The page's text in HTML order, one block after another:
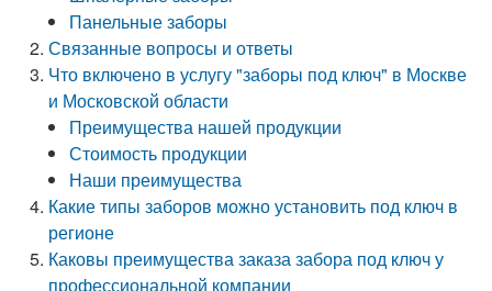
Панельные заборы
Связанные вопросы и ответы
Что включено в услугу "заборы под ключ" в Москве
и Московской области
Преимущества нашей продукции
Стоимость продукции
Наши преимущества
Какие типы заборов можно установить под ключ в
регионе
Каковы преимущества заказа забора под ключ у
профессиональной компании